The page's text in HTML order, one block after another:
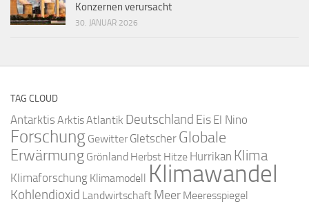
Konzernen verursacht
30. JANUAR 2026
TAG CLOUD
Antarktis ArktisAtlantik Deutschland Eis El Nino
Forschung Gewitter Gletscher Globale
Erwärmung Grönland Herbst Hitze Hurrikan Klima
Klimaforschung Klimamodell Klimawandel
Kohlendioxid Landwirtschaft Meer Meeresspiegel